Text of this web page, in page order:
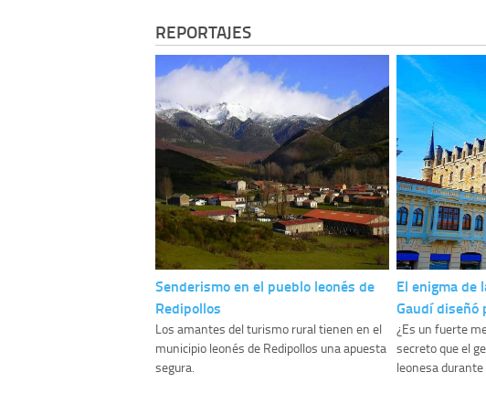
REPORTAJES
Senderismo en el pueblo leonés de
Redipollos
Los amantes del turismo rural tienen en el
municipio leonés de Redipollos una apuesta
segura.
El enigma de
Gaudí diseñó
¿Es un fuerte
secreto que el
leonesa durante